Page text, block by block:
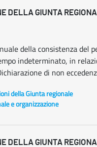
DELLA GIUNTA
della consistenza del
indeterminato, in
di non
della Giunta regionale
e organizzazione
DELLA GIUNTA